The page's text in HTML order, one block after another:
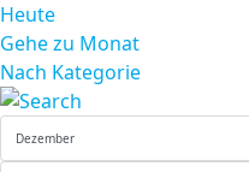
Heute
Gehe zu Monat
Nach Kategorie